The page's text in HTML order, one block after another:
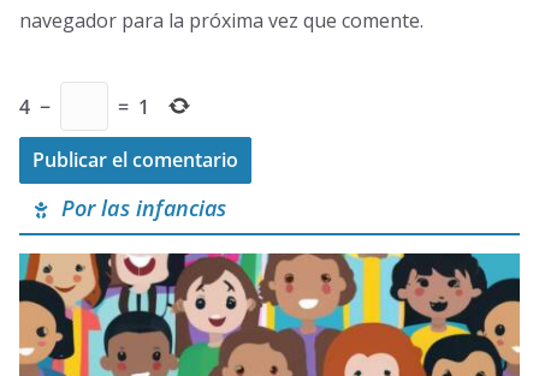
navegador para la próxima vez que comente.
4 − = 1
Por las infancias